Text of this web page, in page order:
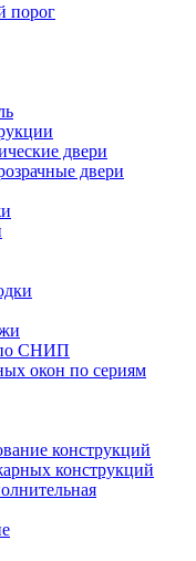
порог
двери
двери
по СНИП
окон по сериям
конструкций
конструкций